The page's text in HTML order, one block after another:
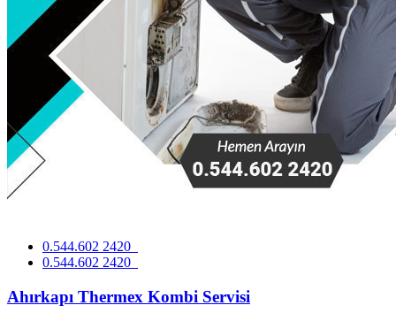
0.544.602 2420
0.544.602 2420
Ahırkapı Thermex Kombi Servisi